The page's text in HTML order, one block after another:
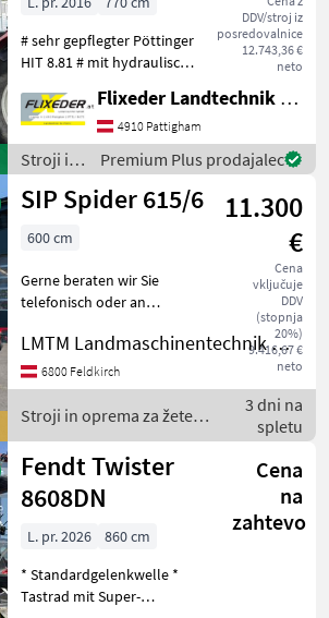
DDV/stroj iz
posredovalnice
12.743,36 €
neto
# sehr gepflegter Pöttinger
HIT 8.81 # mit hydraulischer
Multitast # mit
Dämpfungsstreben # mit
Warntafeln und
Beleuchtung Nadmorska
Flixeder Landtechnik GmbH
4910 Pattigham
Stroji in
oprema
za žetev
spravilo
Pöttinger
Premium Plus prodajalec
SIP Spider 615/6
11.300
€
Cena
vključuje
DDV
(stopnja
20%)
9.416,67 €
neto
600 cm
Gerne beraten wir Sie
telefonisch oder an
Feldkirch/Österreich. An
unserem Standort können
wir Ihnen den Kreiselheuer
ausführlich vorstellen und
LMTM Landmaschinentechnik Müller
6800 Feldkirch
Stroji in oprema za žetev
in spravilo / SIP
3 dni na
spletu
Fendt Twister
8608DN
Cena
na
zahtevo
L. pr. 2026
860 cm
* Standardgelenkwelle *
Tastrad mit Super-